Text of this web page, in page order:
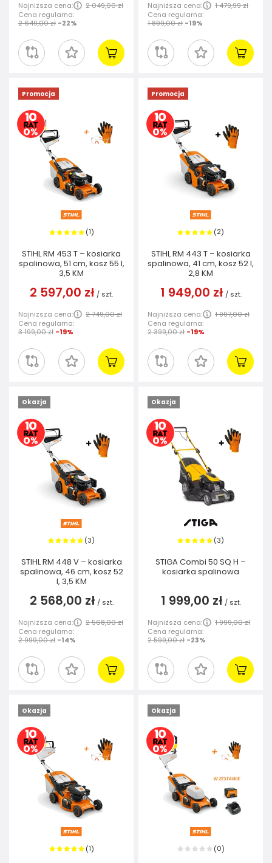
Najniższa cena:
2 049,00 zł
Cena regularna:
2 649,00 zł -22%
Najniższa cena:
1 479,99 zł
Cena regularna:
1 899,00 zł -19%
Promocja
(1)
STIHL RM 453 T – kosiarka
spalinowa, 51 cm, kosz 55 l,
3,5 KM
2 597,00 zł / szt.
Najniższa cena:
2 749,00 zł
Cena regularna:
3 199,00 zł -19%
Promocja
(2)
STIHL RM 443 T – kosiarka
spalinowa, 41 cm, kosz 52 l,
2,8 KM
1 949,00 zł / szt.
Najniższa cena:
1 997,00 zł
Cena regularna:
2 399,00 zł -19%
Okazja
(3)
STIHL RM 448 V – kosiarka
spalinowa, 46 cm, kosz 52
l, 3,5 KM
2 568,00 zł / szt.
Najniższa cena:
2 568,00 zł
Cena regularna:
2 999,00 zł -14%
Okazja
(3)
STIGA Combi 50 SQ H –
kosiarka spalinowa
1 999,00 zł / szt.
Najniższa cena:
1 999,00 zł
Cena regularna:
2 599,00 zł -23%
Okazja
(1)
Okazja
(0)